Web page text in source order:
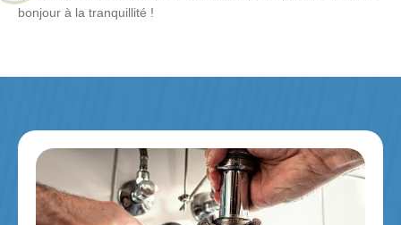
bonjour à la tranquillité !